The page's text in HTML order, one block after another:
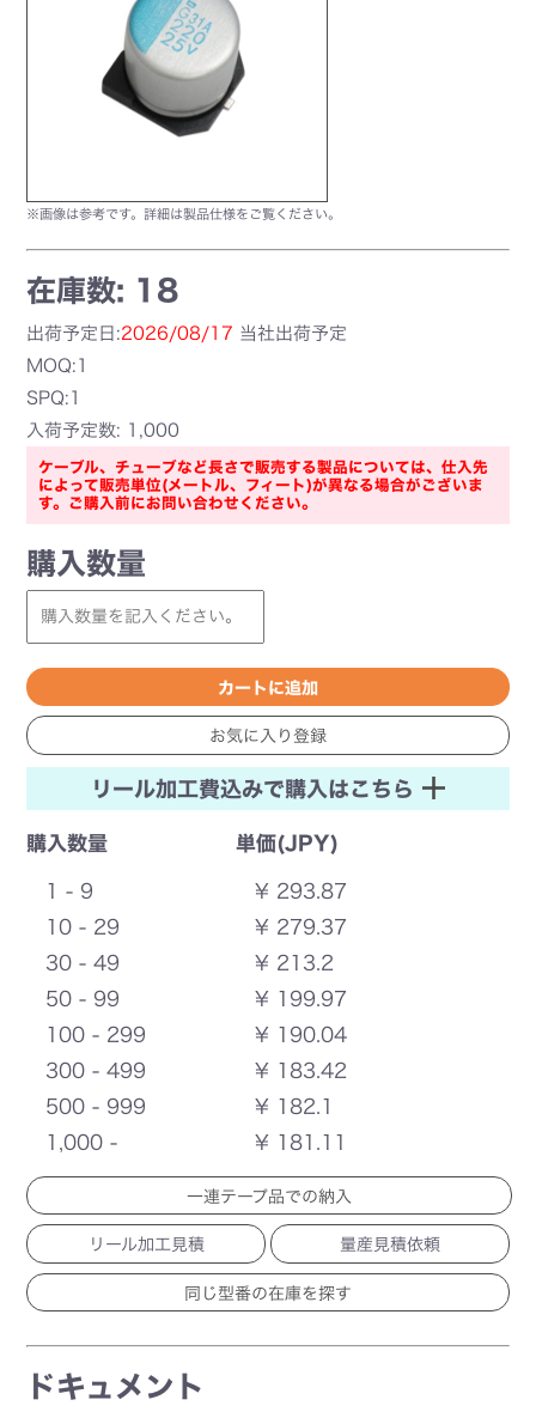
※画像は参考です。詳細は製品仕様をご覧ください。
在庫数: 18
出荷予定日:2026/08/17 当社出荷予定
MOQ:1
SPQ:1
入荷予定数: 1,000
ケーブル、チューブなど長さで販売する製品については、仕入先
によって販売単位(メートル、フィート)が異なる場合がございま
す。ご購入前にお問い合わせください。
購入数量
リール加工費込みで購入はこちら
購入数量 単価(JPY)
1 - 9
¥ 293.87
10 - 29
¥ 279.37
30 - 49
¥ 213.2
50 - 99
¥ 199.97
100 - 299
¥ 190.04
300 - 499
¥ 183.42
500 - 999
¥ 182.1
1,000 -
¥ 181.11
一連テープ品での納入
リール加工見積 量産見積依頼
ドキュメント